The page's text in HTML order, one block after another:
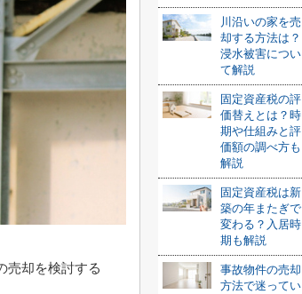
売却を検討する
川沿いの家を売
却する方法は？
浸水被害につい
て解説
固定資産税の評
価替えとは？時
期や仕組みと評
価額の調べ方も
解説
固定資産税は新
築の年またぎで
変わる？入居時
期も解説
事故物件の売却
方法で迷ってい